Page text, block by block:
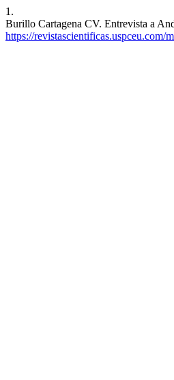
1.
Burillo Cartagena CV. Entrevista a
https://revistascientificas.uspceu.com/